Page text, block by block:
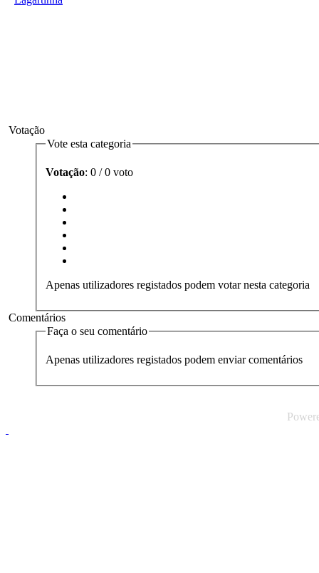
Votação
Vote esta categoria
Votação: 0 / 0 voto
Apenas utilizadores registados podem votar nesta categoria
Comentários
Faça o seu comentário
Apenas utilizadores registados podem enviar comentários